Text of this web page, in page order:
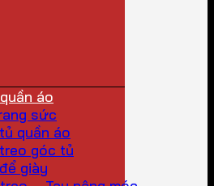
áo
sức
quần áo
góc tủ
giày